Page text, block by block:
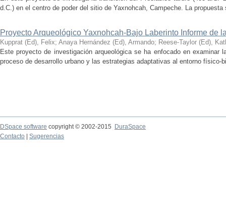
d.C.) en el centro de poder del sitio de Yaxnohcah, Campeche. La
Proyecto Arqueológico Yaxnohcah-Bajo Laberinto Informe de
Kupprat (Ed), Felix; Anaya Hernández (Ed), Armando; Reese-Taylor (Ed),
Este proyecto de investigación arqueológica se ha enfocado en examinar
proceso de desarrollo urbano y las estrategias adaptativas al entorno físico-
DSpace software copyright © 2002-2015
DuraSpace
Contacto
Sugerencias